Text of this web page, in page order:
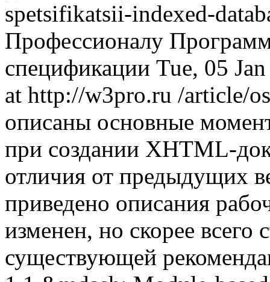
spetsifikatsii-indexed-
Профессионалу
спецификации Tue, 05
at http://w3pro.ru /article/
описаны основные
при создании XHTML-
отличия от предыдущих
приведено описания
изменен, но скорее всего
существующей